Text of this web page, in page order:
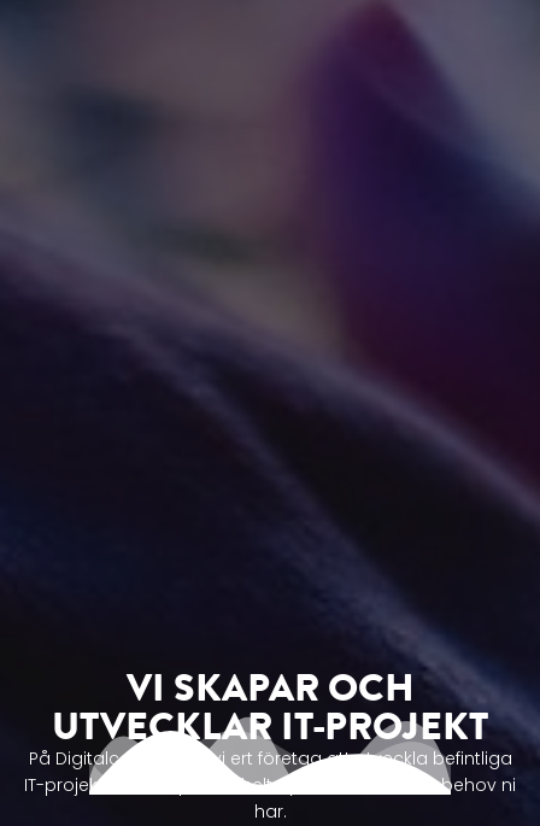
VI SKAPAR OCH
UTVECKLAR IT-PROJEKT
På Digitalcap hjälper vi ert företag att utveckla befintliga
IT-projekt eller skapar ett helt nytt - oavsett vilka behov ni
har.